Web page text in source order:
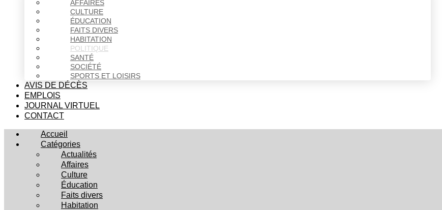
AFFAIRES
CULTURE
ÉDUCATION
FAITS DIVERS
HABITATION
POLITIQUE
SANTÉ
SOCIÉTÉ
SPORTS ET LOISIRS
AVIS DE DÉCÈS
EMPLOIS
JOURNAL VIRTUEL
CONTACT
Accueil
Catégories
Actualités
Affaires
Culture
Éducation
Faits divers
Habitation